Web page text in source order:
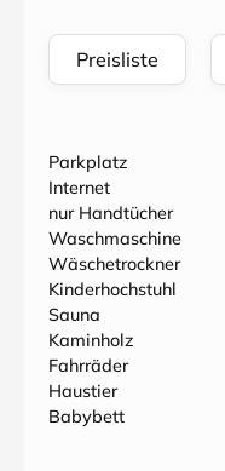
Preisliste
Parkplatz
Internet
nur Handtücher
Waschmaschine
Wäschetrockner
Kinderhochstuhl
Sauna
Kaminholz
Fahrräder
Haustier
Babybett